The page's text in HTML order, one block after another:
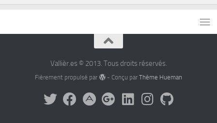
Vallièr.es © 2013. Tous droits réservés.
Fièrement propulsé par - Conçu par Thème Hueman